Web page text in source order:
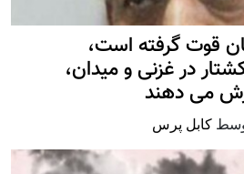
قوت گرفته است،
در غزنی و میدان،
می دهند
کابل پرس